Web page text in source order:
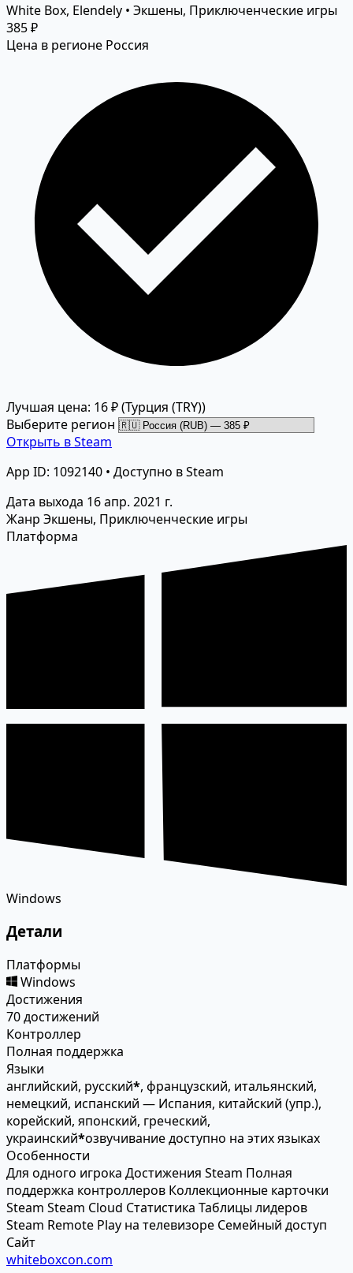
White Box, Elendely • Экшены, Приключенческие игры
385 ₽
Цена в регионе Россия
Лучшая цена: 16 ₽(Турция (TRY))
Выберите регион
Открыть в Steam
App ID: 1092140 • Доступно в Steam
Дата выхода 16 апр. 2021 г.
Жанр Экшены, Приключенческие игры
Платформа
Windows
Детали
Платформы
Windows
Достижения
70 достижений
Контроллер
Полная поддержка
Языки
английский, русский*, французский, итальянский,
немецкий, испанский — Испания, китайский (упр.),
корейский, японский, греческий,
украинский*озвучивание доступно на этих языках
Особенности
Для одного игрока Достижения Steam Полная
поддержка контроллеров Коллекционные карточки
Steam Steam Cloud Статистика Таблицы лидеров
Steam Remote Play на телевизоре Семейный доступ
Сайт
whiteboxcon.com